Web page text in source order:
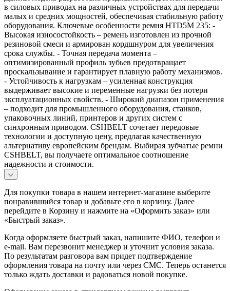
в силовых приводах на различных устройствах для передачи
малых и средних мощностей, обеспечивая стабильную работу
оборудования. Ключевые особенности ремня HTD5M 235: -
Высокая износостойкость – ремень изготовлен из прочной
резиновой смеси и армирован кордшнуром для увеличения
срока службы. - Точная передача момента –
оптимизированный профиль зубьев предотвращает
проскальзывание и гарантирует плавную работу механизмов.
- Устойчивость к нагрузкам – усиленная конструкция
выдерживает высокие и переменные нагрузки без потери
эксплуатационных свойств. - Широкий диапазон применения
– подходит для промышленного оборудования, станков,
упаковочных линий, принтеров и других систем с
синхронным приводом. CSHBELT сочетает передовые
технологии и доступную цену, предлагая качественную
альтернативу европейским брендам. Выбирая зубчатые ремни
CSHBELT, вы получаете оптимальное соотношение
надежности и стоимости.
Для покупки товара в нашем интернет-магазине выберите
понравившийся товар и добавьте его в корзину. Далее
перейдите в Корзину и нажмите на «Оформить заказ» или
«Быстрый заказ».
Когда оформляете быстрый заказ, напишите ФИО, телефон и
e-mail. Вам перезвонит менеджер и уточнит условия заказа.
По результатам разговора вам придет подтверждение
оформления товара на почту или через СМС. Теперь останется
только ждать доставки и радоваться новой покупке.